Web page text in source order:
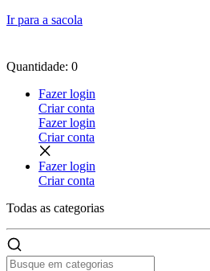
Ir para a sacola
Quantidade: 0
Fazer login
Criar conta
Fazer login
Criar conta
Fazer login
Criar conta
Todas as categorias